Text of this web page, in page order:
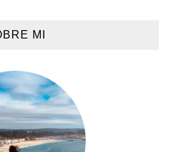
MI